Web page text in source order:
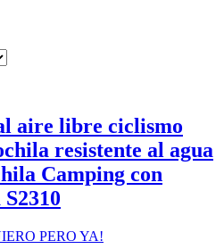
aire libre ciclismo
resistente al agua
Camping con
PERO YA!